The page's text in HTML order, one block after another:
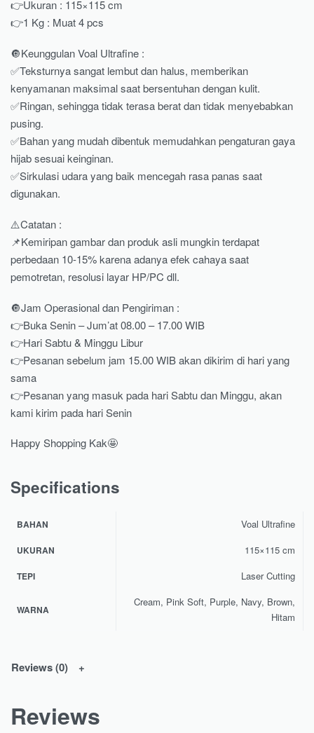
👉Ukuran : 115×115 cm
👉1 Kg : Muat 4 pcs
🔘Keunggulan Voal Ultrafine :
✅Teksturnya sangat lembut dan halus, memberikan
kenyamanan maksimal saat bersentuhan dengan kulit.
✅Ringan, sehingga tidak terasa berat dan tidak menyebabkan
pusing.
✅Bahan yang mudah dibentuk memudahkan pengaturan gaya
hijab sesuai keinginan.
✅Sirkulasi udara yang baik mencegah rasa panas saat
digunakan.
⚠️Catatan :
📌Kemiripan gambar dan produk asli mungkin terdapat
perbedaan 10-15% karena adanya efek cahaya saat
pemotretan, resolusi layar HP/PC dll.
🔘Jam Operasional dan Pengiriman :
👉Buka Senin – Jum’at 08.00 – 17.00 WIB
👉Hari Sabtu & Minggu Libur
👉Pesanan sebelum jam 15.00 WIB akan dikirim di hari yang
sama
👉Pesanan yang masuk pada hari Sabtu dan Minggu, akan
kami kirim pada hari Senin
Happy Shopping Kak🤩
Specifications
BAHAN Voal Ultrafine
UKURAN 115×115 cm
TEPI Laser Cutting
WARNA
Cream, Pink Soft, Purple, Navy, Brown,
Hitam
Reviews (0)
Reviews